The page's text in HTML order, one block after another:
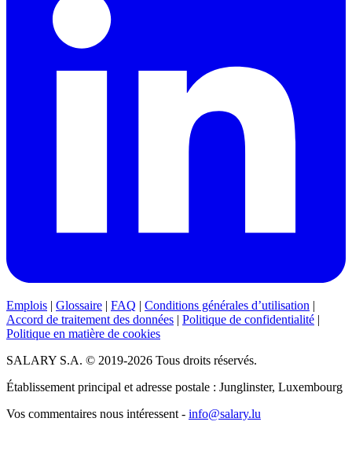
Emplois | Glossaire | FAQ | Conditions générales d’utilisation |
Accord de traitement des données | Politique de confidentialité |
Politique en matière de cookies
SALARY S.A. © 2019-2026 Tous droits réservés.
Établissement principal et adresse postale : Junglinster, Luxembourg
Vos commentaires nous intéressent - info@salary.lu